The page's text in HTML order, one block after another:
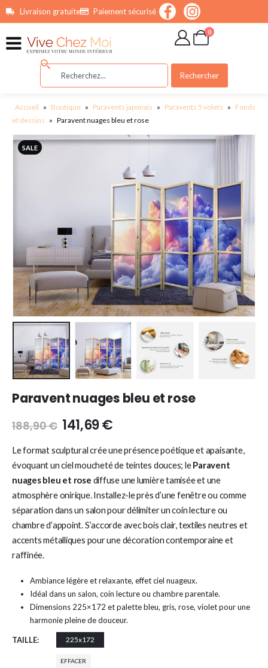
principalLivraison gratuite Paiement sécurisé
0
Rechercher
Accueil » Boutique » Paravents japonais » Paravents 5 volets » Fonds
et dessins » Paravent nuages bleu et rose
SALE
Paravent nuages bleu et rose
188,90€ 141,69€
Le format sculptural crée une présence poétique et apaisante,
évoquant un ciel moucheté de teintes douces; leParavent
nuages bleu et rose diffuse une lumière tamisée et une
atmosphère onirique. Installez-le près d’une fenêtre ou comme
séparation dans un salon pour délimiter un coin lecture ou
chambre d’appoint. S’accorde avec bois clair, textiles neutres et
accents métalliques pour une décoration contemporaine et
raffinée.
Ambiance légère et relaxante, effet ciel nuageux.
Idéal dans un salon, coin lecture ou chambre parentale.
Dimensions 225×172 et palette bleu, gris, rose, violet pour une
harmonie pleine de douceur.
TAILLE 225x172
EFFACER